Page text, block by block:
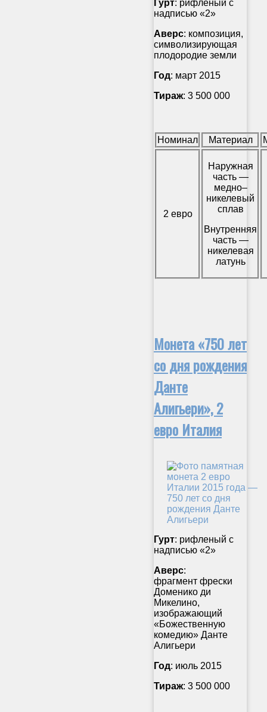
Гурт: рифленый с
надписью «2»
Аверс: композиция,
символизирующая
плодородие земли
Год: март 2015
Тираж: 3 500 000
Номинал Материал
2 евро
Наружная
часть —
медно–
никелевый
сплав
Внутренняя
часть —
никелевая
латунь
Монета «750 лет
со дня рождения
Данте
Алигьери», 2
евро Италия
Гурт: рифленый с
надписью «2»
Аверс:
фрагмент фрески
Доменико ди
Микелино,
изображающий
«Божественную
комедию» Данте
Алигьери
Год: июль 2015
Тираж: 3 500 000